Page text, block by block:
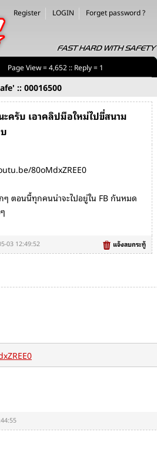
Register LOGIN Forget password ?
Page View = 4,652 :: Reply = 1
:: 00016500
ครับ เอาคลิปมือใหม่ไปขี่สนาม
80oMdxZREE0
ตอนนี้ทุกคนน่าจะไปอยู่ใน FB กันหมด
03 12:49:52 แจ้งลบกระทู้